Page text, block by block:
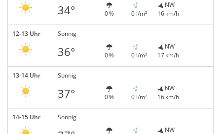
34° 0 % 0 l/m²
NW
16 km/h
12-13 Uhr Sonnig
36° 0 % 0 l/m²
NW
17 km/h
13-14 Uhr Sonnig
37° 0 % 0 l/m²
NW
16 km/h
14-15 Uhr Sonnig
NW